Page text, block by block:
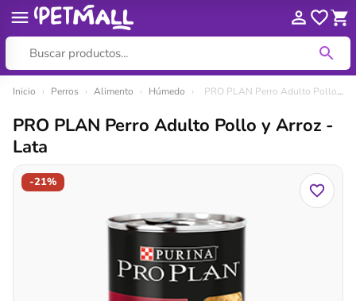
contenido
Inicio › Perros › Alimento › Húmedo › PRO PLAN Perro Adulto Pollo y Arroz - Lata
-21%
PRO PLAN Perro Adulto Pollo y Arroz -
Lata